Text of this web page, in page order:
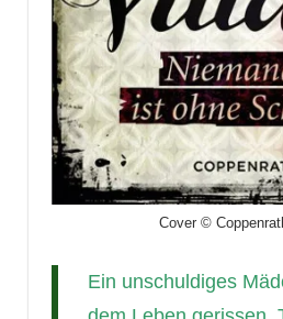
Cover ©
Ein unschuldiges